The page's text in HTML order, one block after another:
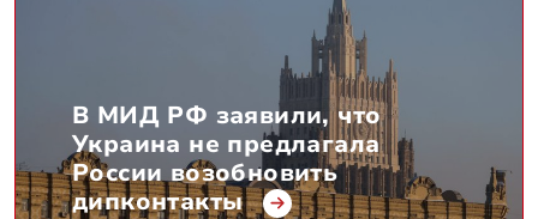
В МИД РФ заявили, что
Украина не предлагала
России возобновить
дипконтакты